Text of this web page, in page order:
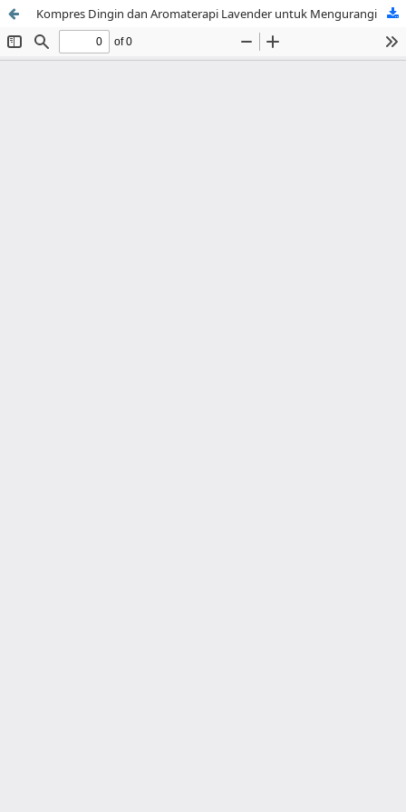
Kompres Dingin dan Aromaterapi Lavender untuk Mengurangi Nyeri pada Luka Perineum di TPMB Diana Yulita Aryani Tahun 2026